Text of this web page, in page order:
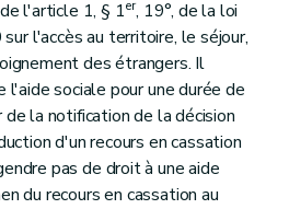
l'article 1, § 1er, 19°, de la loi
l'accès au territoire, le séjour,
des étrangers. Il
l'aide sociale pour une durée de
la notification de la décision
d'un recours en cassation
pas de droit à une aide
du recours en cassation au